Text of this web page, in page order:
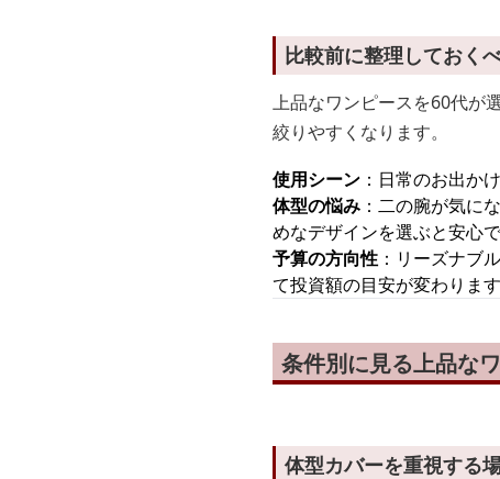
比較前に整理しておく
上品なワンピースを60代が選
絞りやすくなります。
使用シーン ：日常のお出か
体型の悩み ：二の腕が気に
めなデザインを選ぶと安心で
予算の方向性 ：リーズナブ
て投資額の目安が変わります
条件別に見る上品な
体型カバーを重視する